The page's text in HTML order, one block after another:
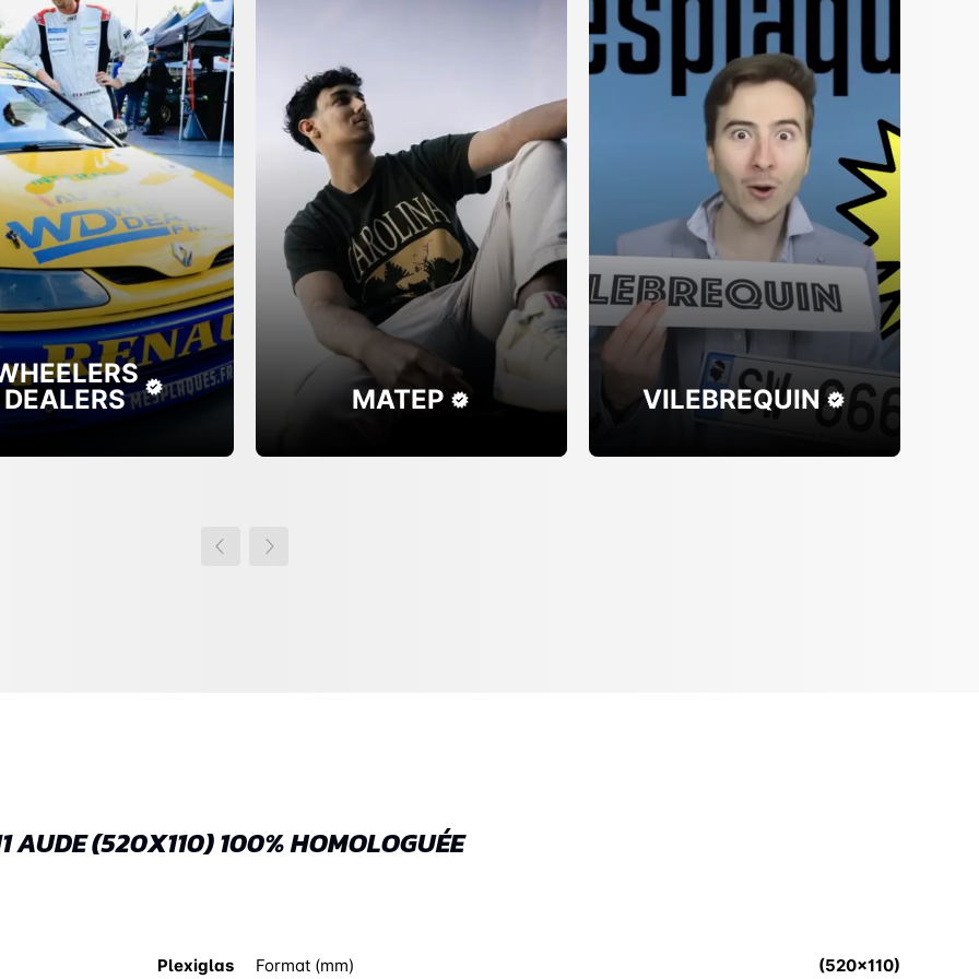
DEALERS
MATEP VILEBREQUIN
AUDE (520X110) 100% HOMOLOGUÉE
Plexiglas Format (mm) (520x110)